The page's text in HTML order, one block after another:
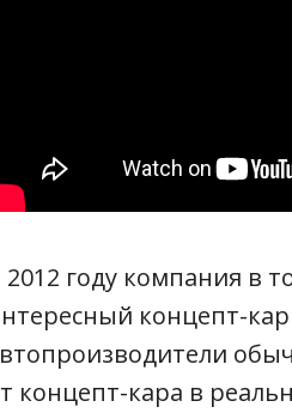
2012 году компания в
концепт-
концепт-кара в